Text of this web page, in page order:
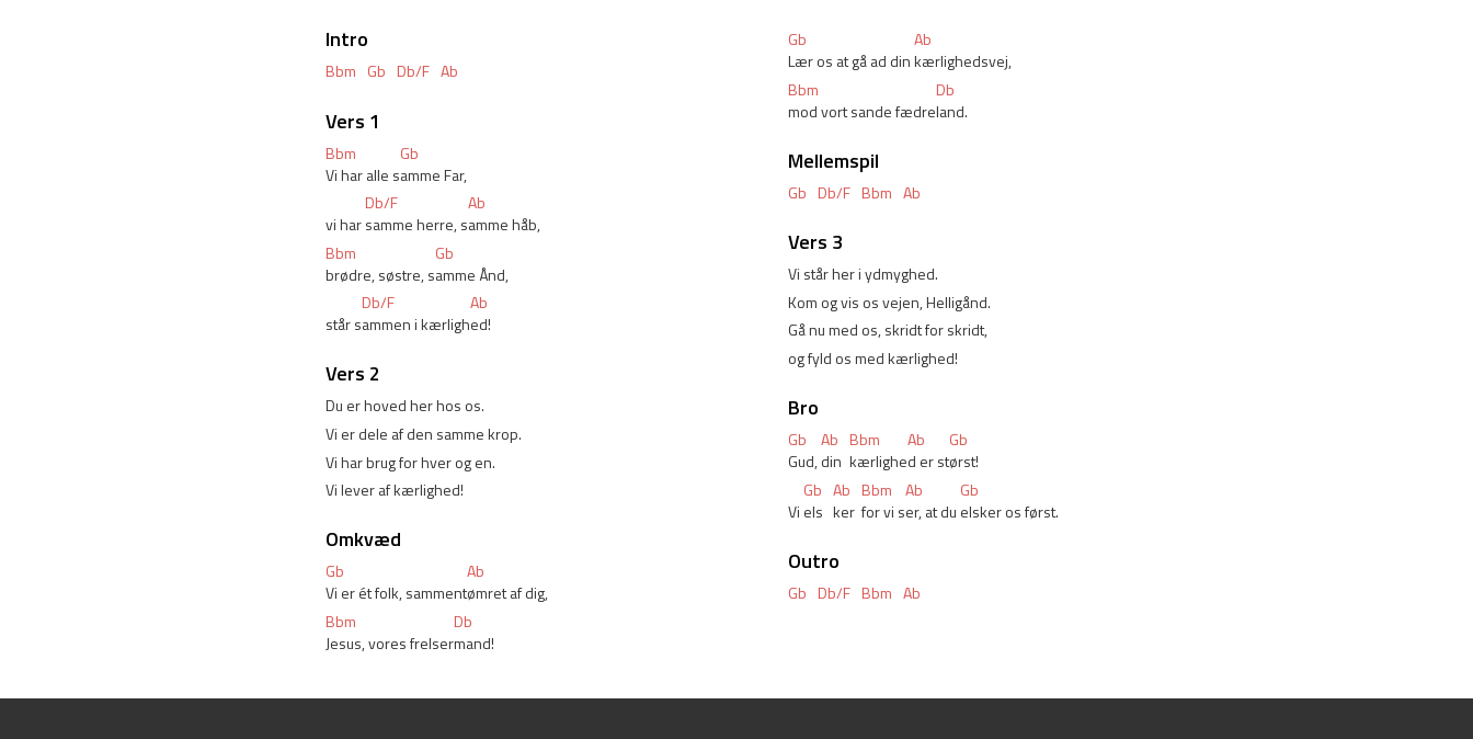
Intro
Bbm Gb Db/F Ab
Vers 1
Bbm
Gb
Vi har alle samme Far,
Db/F
Ab
vi har samme herre, samme håb,
Bbm
Gb
brødre, søstre, samme Ånd,
Db/F
Ab
står sammen i kærlighed!
Vers 2
Du er hoved her hos os.
Vi er dele af den samme krop.
Vi har brug for hver og en.
Vi lever af kærlighed!
Omkvæd
Gb
Ab
Vi er ét folk, sammentømret af dig,
Bbm
Db
Jesus, vores frelsermand!
Gb
Ab
Lær os at gå ad din kærlighedsvej,
Bbm
Db
mod vort sande fædreland.
Mellemspil
Gb Db/F Bbm Ab
Vers 3
Vi står her i ydmyghed.
Kom og vis os vejen, Helligånd.
Gå nu med os, skridt for skridt,
og fyld os med kærlighed!
Bro
Gb Ab Bbm Ab
Gb
Gud, din kærlighed er størst!
Gb Ab Bbm Ab
Gb
Vi els ker for vi ser, at du elsker os først.
Outro
Gb Db/F Bbm Ab